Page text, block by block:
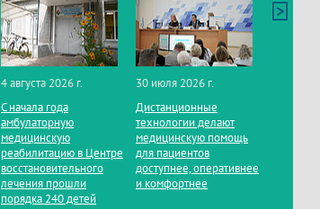
4 августа 2026 г.
С начала года
амбулаторную
медицинскую
реабилитацию в Центре
восстановительного
лечения прошли
порядка 240 детей
30 июля 2026 г.
Дистанционные
технологии делают
медицинскую помощь
для пациентов
доступнее, оперативнее
и комфортнее